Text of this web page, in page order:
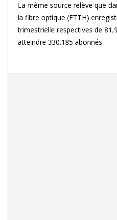
La même source relève que
la fibre optique (FTTH)
trimestrielle respectives de
atteindre 330.185 abonnés.